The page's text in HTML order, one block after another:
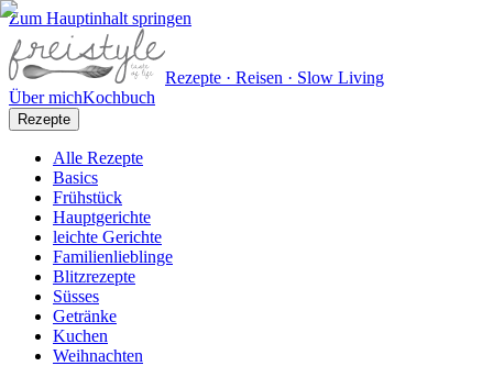
Zum Hauptinhalt springen
Rezepte · Reisen · Slow Living
Über michKochbuch
Rezepte
Alle Rezepte
Basics
Frühstück
Hauptgerichte
leichte Gerichte
Familienlieblinge
Blitzrezepte
Süsses
Getränke
Kuchen
Weihnachten